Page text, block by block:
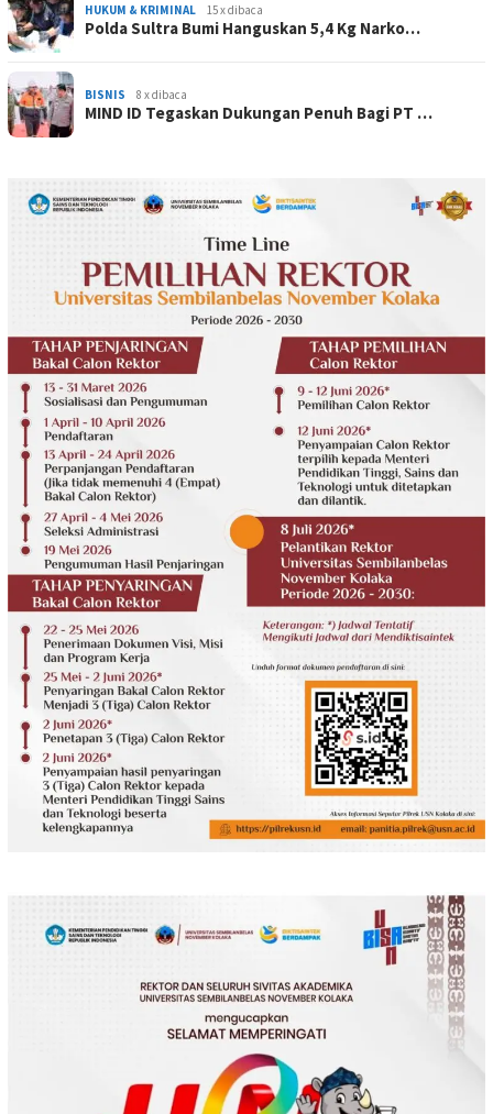
HUKUM & KRIMINAL 15 x dibaca
Polda Sultra Bumi Hanguskan 5,4 Kg Narko…
BISNIS 8 x dibaca
MIND ID Tegaskan Dukungan Penuh Bagi PT …